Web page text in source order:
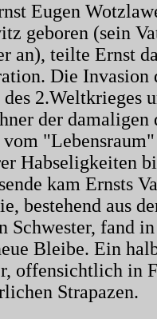
Eugen
geboren (sein
an), teilte Ernst
Die
2.Weltkrieges
der damaligen
vom
Habseligkeiten
kam Ernsts
bestehend aus
Schwester, fand
Bleibe. Ein
offensichtlich in
Strapazen.